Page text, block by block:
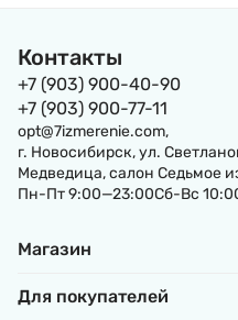
Контакты
+7 (903) 900-40-90
+7 (903) 900-77-11
opt@7izmerenie.com,
г. Новосибирск, ул.
Медведица, салон Седьмое
Пн-Пт 9:00—23:00Сб-Вс
Магазин
Для покупателей